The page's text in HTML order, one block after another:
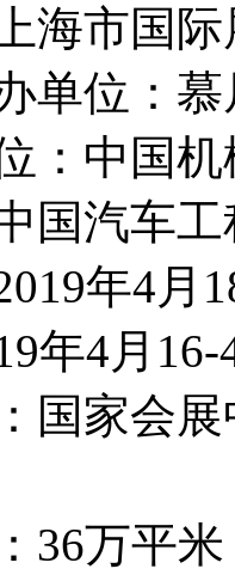
海市国
单位：
：中国
国汽车
年4月
年4月
国家会
36万平